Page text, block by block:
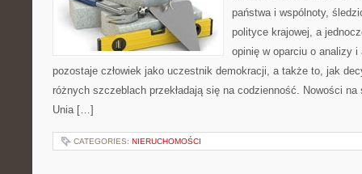
państwa i wspólnoty,
polityce krajowej, a
opinię w oparciu o analizy
pozostaje człowiek jako uczestnik demokracji, a także to, jak
różnych szczeblach przekładają się na codzienność. Nowości
Unia […]
CATEGORIES: NIERUCHOMOŚCI